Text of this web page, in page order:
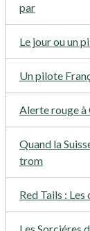
par
Le jour ou un
Un pilote
Alerte rouge
Quand la
trom
Red Tails :